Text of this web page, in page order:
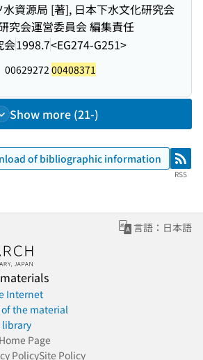
資源局 [著], 日本下水文化研究会
究会運営委員会 編集責任
会1998.7<EG274-G251>
00629272 00408371
Show more (21-)
of bibliographic information RSS
RSS
言語：日本語
Internet
the material
library
Page
PolicySite Policy